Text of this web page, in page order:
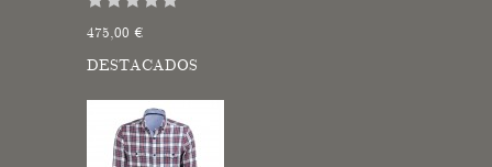
475,00 €
DESTACADOS